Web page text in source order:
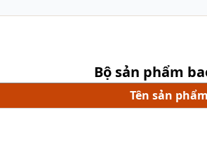
Bộ sản phẩm
Tên sản phẩm